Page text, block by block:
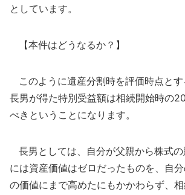
としています。
【本件はどうなるか？】
このように遺産分割時を評価時点とす
長男が得た特別受益額は相続開始時の
べきということになります。
長男としては、自分が父親から株式の
には資産価値はゼロだったものを、自
の価値にまで高めたにもかかわらず、